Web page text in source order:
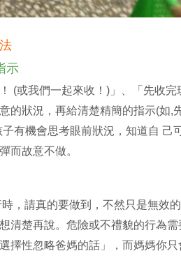
示
(或我們一起來收！)」、「先收
的狀況，再給清楚精簡的指示(如,
有機會思考眼前狀況，知道自 己
而故意不做。
時，請真的要做到，不然只是無效
清楚再說。危險或不禮貌的行為
擇性忽略爸媽的話」，而媽媽你